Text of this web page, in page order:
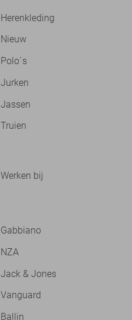
Herenkleding
Nieuw
Polo`s
Jurken
Jassen
Truien
Werken bij
Gabbiano
NZA
Jack & Jones
Vanguard
Ballin